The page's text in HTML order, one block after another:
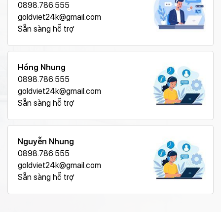
0898.786.555
goldviet24k@gmail.com
Sẵn sàng hỗ trợ
Hồng Nhung
0898.786.555
goldviet24k@gmail.com
Sẵn sàng hỗ trợ
Nguyễn Nhung
0898.786.555
goldviet24k@gmail.com
Sẵn sàng hỗ trợ